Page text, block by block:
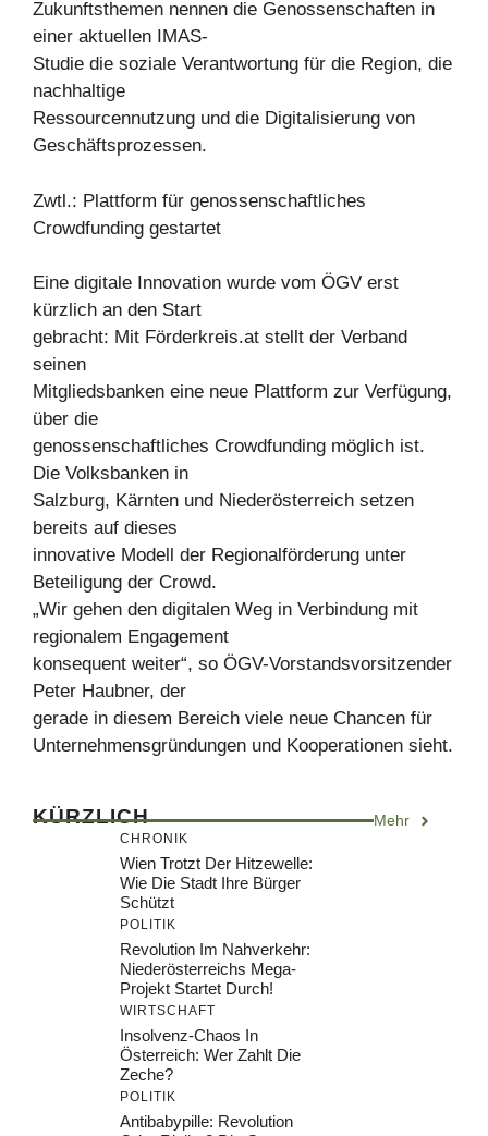
Zukunftsthemen nennen die Genossenschaften in
einer aktuellen IMAS-
Studie die soziale Verantwortung für die Region, die
nachhaltige
Ressourcennutzung und die Digitalisierung von
Geschäftsprozessen.
Zwtl.: Plattform für genossenschaftliches
Crowdfunding gestartet
Eine digitale Innovation wurde vom ÖGV erst
kürzlich an den Start
gebracht: Mit Förderkreis.at stellt der Verband
seinen
Mitgliedsbanken eine neue Plattform zur Verfügung,
über die
genossenschaftliches Crowdfunding möglich ist.
Die Volksbanken in
Salzburg, Kärnten und Niederösterreich setzen
bereits auf dieses
innovative Modell der Regionalförderung unter
Beteiligung der Crowd.
„Wir gehen den digitalen Weg in Verbindung mit
regionalem Engagement
konsequent weiter“, so ÖGV-Vorstandsvorsitzender
Peter Haubner, der
gerade in diesem Bereich viele neue Chancen für
Unternehmensgründungen und Kooperationen sieht.
KÜRZLICH Mehr
CHRONIK
Wien Trotzt Der Hitzewelle:
Wie Die Stadt Ihre Bürger
Schützt
POLITIK
Revolution Im Nahverkehr:
Niederösterreichs Mega-
Projekt Startet Durch!
WIRTSCHAFT
Insolvenz-Chaos In
Österreich: Wer Zahlt Die
Zeche?
POLITIK
Antibabypille: Revolution